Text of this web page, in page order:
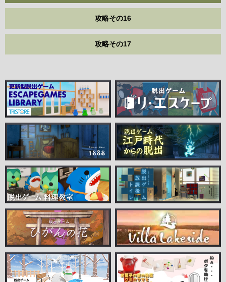
攻略その16
攻略その17